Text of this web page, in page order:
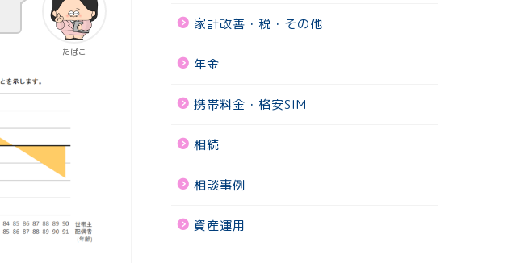
たぱこ
家計改善・税・その他
年金
携帯料金・格安SIM
相続
相談事例
資産運用